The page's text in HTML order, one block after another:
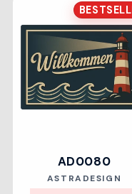
AD0080
ASTRADESIGN